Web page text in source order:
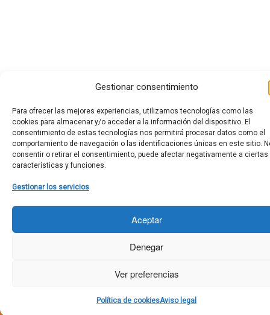
Gestionar consentimiento
Para ofrecer las mejores experiencias, utilizamos tecnologías como las
cookies para almacenar y/o acceder a la información del dispositivo. El
consentimiento de estas tecnologías nos permitirá procesar datos como el
comportamiento de navegación o las identificaciones únicas en este sitio.
consentir o retirar el consentimiento, puede afectar negativamente a ciertas
características y funciones.
Gestionar los servicios
Aceptar
Denegar
Ver preferencias
Política de cookiesAviso legal